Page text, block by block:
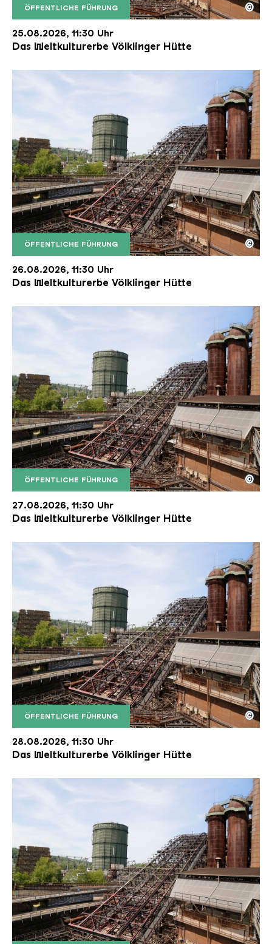
ÖFFENTLICHE FÜHRUNG
Der Erzschrägaufzug der Völklinger Hütte mit
Copyright: Weltkulturerbe Völklinger Hütte | Karl
©
25.08.2026, 11:30 Uhr
Das Weltkulturerbe Völklinger Hütte
ÖFFENTLICHE FÜHRUNG
Der Erzschrägaufzug der Völklinger Hütte mit
Copyright: Weltkulturerbe Völklinger Hütte | Karl
©
26.08.2026, 11:30 Uhr
Das Weltkulturerbe Völklinger Hütte
ÖFFENTLICHE FÜHRUNG
Der Erzschrägaufzug der Völklinger Hütte mit
Copyright: Weltkulturerbe Völklinger Hütte | Karl
©
27.08.2026, 11:30 Uhr
Das Weltkulturerbe Völklinger Hütte
ÖFFENTLICHE FÜHRUNG
Der Erzschrägaufzug der Völklinger Hütte mit
Copyright: Weltkulturerbe Völklinger Hütte | Karl
©
28.08.2026, 11:30 Uhr
Das Weltkulturerbe Völklinger Hütte